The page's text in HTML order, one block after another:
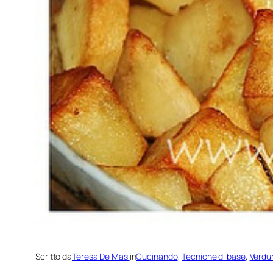
Scritto daTeresa De MasiinCucinando, Tecniche di base,